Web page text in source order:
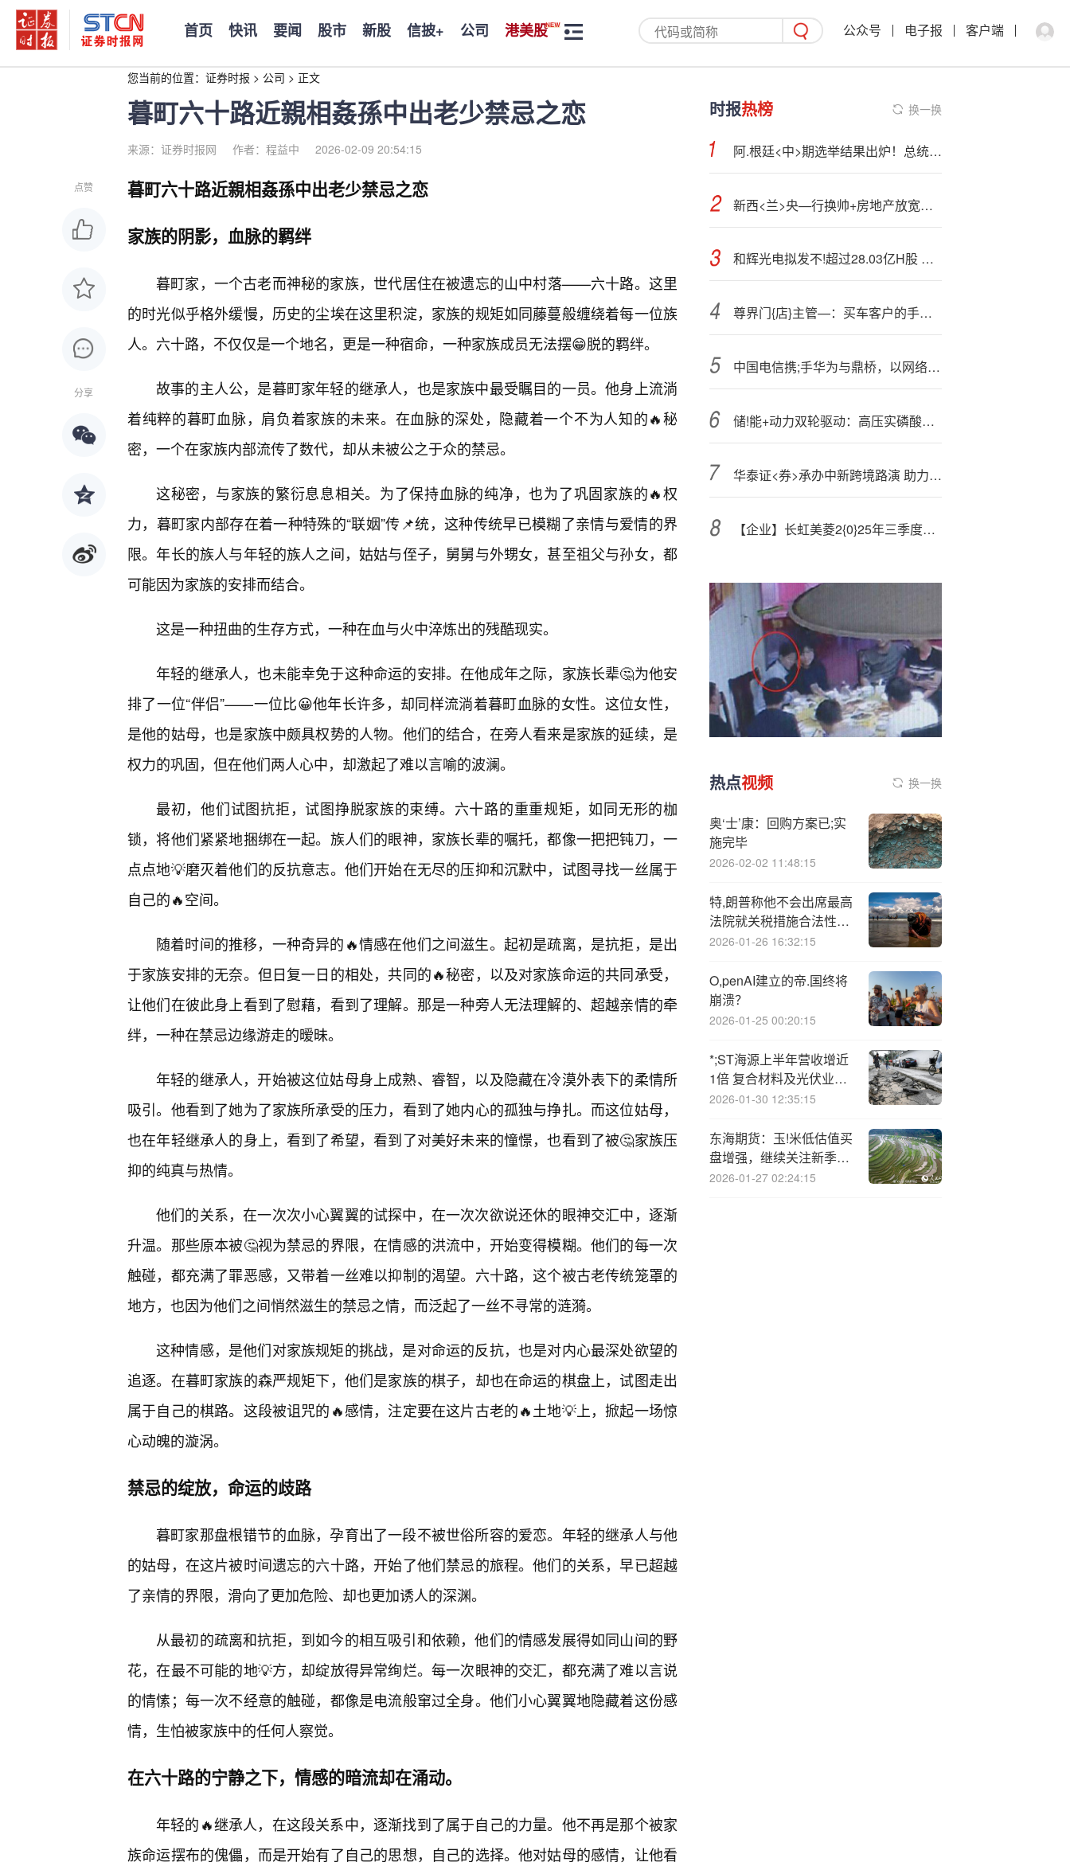
首页 快讯 要闻 股市 新股 信披+ 公司 港美股 公众号 电子报 客户端
您当前的位置： 证券时报 > 公司 > 正文
暮町六十路近親相姦孫中出老少禁忌之恋
来源：证券时报网 作者：程益中 2026-02-09 20:54:15
点赞
分享
暮町六十路近親相姦孫中出老少禁忌之恋
家族的阴影，血脉的羁绊
暮町家，一个古老而神秘的家族，世代居住在被遗忘的山中村落——六十路。这里
的时光似乎格外缓慢，历史的尘埃在这里积淀，家族的规矩如同藤蔓般缠绕着每一位族
人。六十路，不仅仅是一个地名，更是一种宿命，一种家族成员无法摆😁脱的羁绊。
故事的主人公，是暮町家年轻的继承人，也是家族中最受瞩目的一员。他身上流淌
着纯粹的暮町血脉，肩负着家族的未来。在血脉的深处，隐藏着一个不为人知的🔥秘
密，一个在家族内部流传了数代，却从未被公之于众的禁忌。
这秘密，与家族的繁衍息息相关。为了保持血脉的纯净，也为了巩固家族的🔥权
力，暮町家内部存在着一种特殊的“联姻”传📌统，这种传统早已模糊了亲情与爱情的界
限。年长的族人与年轻的族人之间，姑姑与侄子，舅舅与外甥女，甚至祖父与孙女，都
可能因为家族的安排而结合。
这是一种扭曲的生存方式，一种在血与火中淬炼出的残酷现实。
年轻的继承人，也未能幸免于这种命运的安排。在他成年之际，家族长辈🤔为他安
排了一位“伴侣”——一位比😀他年长许多，却同样流淌着暮町血脉的女性。这位女性，
是他的姑母，也是家族中颇具权势的人物。他们的结合，在旁人看来是家族的延续，是
权力的巩固，但在他们两人心中，却激起了难以言喻的波澜。
最初，他们试图抗拒，试图挣脱家族的束缚。六十路的重重规矩，如同无形的枷
锁，将他们紧紧地捆绑在一起。族人们的眼神，家族长辈的嘱托，都像一把把钝刀，一
点点地💡磨灭着他们的反抗意志。他们开始在无尽的压抑和沉默中，试图寻找一丝属于
自己的🔥空间。
随着时间的推移，一种奇异的🔥情感在他们之间滋生。起初是疏离，是抗拒，是出
于家族安排的无奈。但日复一日的相处，共同的🔥秘密，以及对家族命运的共同承受，
让他们在彼此身上看到了慰藉，看到了理解。那是一种旁人无法理解的、超越亲情的牵
绊，一种在禁忌边缘游走的暧昧。
年轻的继承人，开始被这位姑母身上成熟、睿智，以及隐藏在冷漠外表下的柔情所
吸引。他看到了她为了家族所承受的压力，看到了她内心的孤独与挣扎。而这位姑母，
也在年轻继承人的身上，看到了希望，看到了对美好未来的憧憬，也看到了被🤔家族压
抑的纯真与热情。
他们的关系，在一次次小心翼翼的试探中，在一次次欲说还休的眼神交汇中，逐渐
升温。那些原本被🤔视为禁忌的界限，在情感的洪流中，开始变得模糊。他们的每一次
触碰，都充满了罪恶感，又带着一丝难以抑制的渴望。六十路，这个被古老传统笼罩的
地方，也因为他们之间悄然滋生的禁忌之情，而泛起了一丝不寻常的涟漪。
这种情感，是他们对家族规矩的挑战，是对命运的反抗，也是对内心最深处欲望的
追逐。在暮町家族的森严规矩下，他们是家族的棋子，却也在命运的棋盘上，试图走出
属于自己的棋路。这段被诅咒的🔥感情，注定要在这片古老的🔥土地💡上，掀起一场惊
心动魄的漩涡。
禁忌的绽放，命运的歧路
暮町家那盘根错节的血脉，孕育出了一段不被世俗所容的爱恋。年轻的继承人与他
的姑母，在这片被时间遗忘的六十路，开始了他们禁忌的旅程。他们的关系，早已超越
了亲情的界限，滑向了更加危险、却也更加诱人的深渊。
从最初的疏离和抗拒，到如今的相互吸引和依赖，他们的情感发展得如同山间的野
花，在最不可能的地💡方，却绽放得异常绚烂。每一次眼神的交汇，都充满了难以言说
的情愫；每一次不经意的触碰，都像是电流般窜过全身。他们小心翼翼地隐藏着这份感
情，生怕被家族中的任何人察觉。
在六十路的宁静之下，情感的暗流却在涌动。
年轻的🔥继承人，在这段关系中，逐渐找到了属于自己的力量。他不再是那个被家
族命运摆布的傀儡，而是开始有了自己的思想，自己的选择。他对姑母的感情，让他看
时报热榜 换一换
阿.根廷<中>期选举结果出炉！总统米莱取得压倒性胜利：这是“转折点”
新西<兰>央—行换帅+房地产放宽外资准入，纽币NZDUSD迎来年度最大拐点？
和辉光电拟发不!超过28.03亿H股 收到备案通知
尊界门{店}主管—：买车客户的手机没有单屏的 最少都是双折叠
中国电信携;手华为与鼎桥，以网络智能内生×5G大上行赋能机械导盲犬
储!能+动力双轮驱动：高压实磷酸铁锂成新主力！
华泰证<券>承办中新跨境路演 助力中企出海
【企业】长虹美菱2{0}25年三季度报解析：创新驱动下的高质量发展之路
热点视频 换一换
奥‘士’康：回购方案已;实
施完毕
2026-02-02 11:48:15
特,朗普称他不会出席最高
法院就关税措施合法性举
行的听证会
2026-01-26 16:32:15
O,penAI建立的帝.国终将
崩溃？
2026-01-25 00:20:15
*;ST海源上半年营收增近
1倍 复合材料及光伏业务
订单增加
2026-01-30 12:35:15
东海期货：玉!米低估值买
盘增强，继续关注新季度
开秤行情
2026-01-27 02:24:15